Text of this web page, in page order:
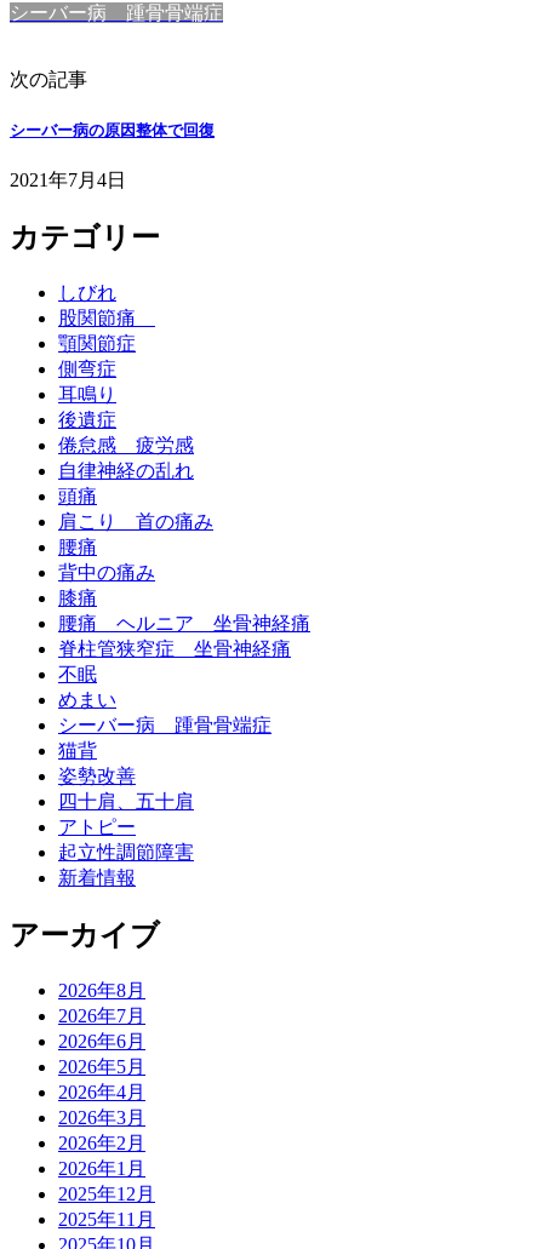
シーバー病 踵骨骨端症
次の記事
シーバー病の原因整体で回復
2021年7月4日
カテゴリー
しびれ
股関節痛
顎関節症
側弯症
耳鳴り
後遺症
倦怠感 疲労感
自律神経の乱れ
頭痛
肩こり 首の痛み
腰痛
背中の痛み
膝痛
腰痛 ヘルニア 坐骨神経痛
脊柱管狭窄症 坐骨神経痛
不眠
めまい
シーバー病 踵骨骨端症
猫背
姿勢改善
四十肩、五十肩
アトピー
起立性調節障害
新着情報
アーカイブ
2026年8月
2026年7月
2026年6月
2026年5月
2026年4月
2026年3月
2026年2月
2026年1月
2025年12月
2025年11月
2025年10月